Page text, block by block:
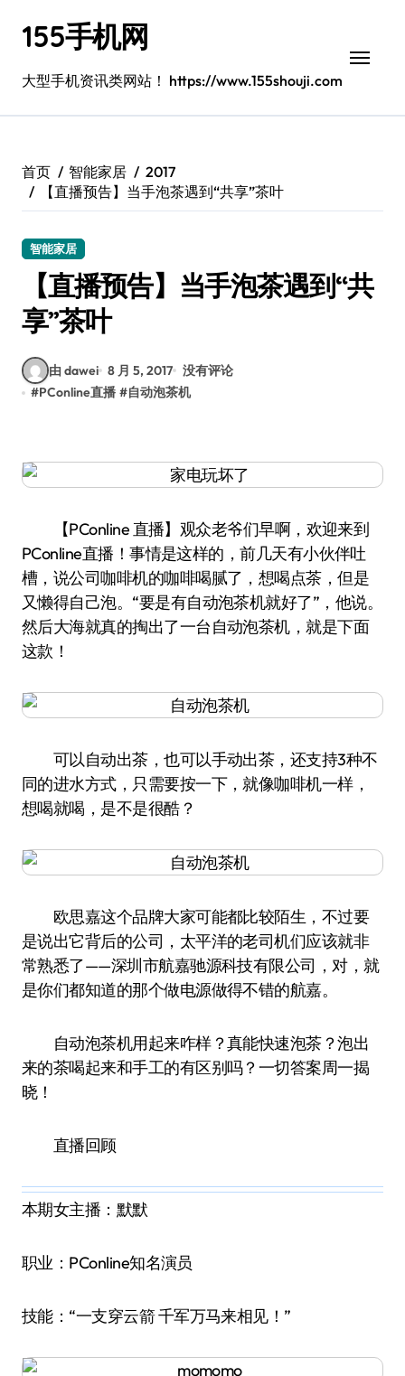
155手机网
大型手机资讯类网站！ https://www.155shouji.com
首页 智能家居
2017
【直播预告】当手泡茶遇到“共享”茶叶
智能家居
【直播预告】当手泡茶遇到“共
享”茶叶
由 dawei 8 月 5, 2017 没有评论
#PConline直播 #自动泡茶机
【PConline 直播】观众老爷们早啊，欢迎来到
PConline直播！事情是这样的，前几天有小伙伴吐
槽，说公司咖啡机的咖啡喝腻了，想喝点茶，但是
又懒得自己泡。“要是有自动泡茶机就好了”，他说。
然后大海就真的掏出了一台自动泡茶机，就是下面
这款！
可以自动出茶，也可以手动出茶，还支持3种不
同的进水方式，只需要按一下，就像咖啡机一样，
想喝就喝，是不是很酷？
欧思嘉这个品牌大家可能都比较陌生，不过要
是说出它背后的公司，太平洋的老司机们应该就非
常熟悉了——深圳市航嘉驰源科技有限公司，对，就
是你们都知道的那个做电源做得不错的航嘉。
自动泡茶机用起来咋样？真能快速泡茶？泡出
来的茶喝起来和手工的有区别吗？一切答案周一揭
晓！
直播回顾
本期女主播：默默
职业：PConline知名演员
技能：“一支穿云箭 千军万马来相见！”